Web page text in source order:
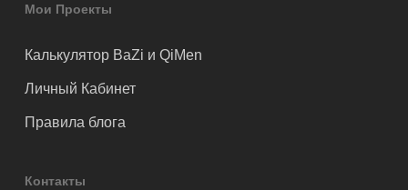
Мои Проекты
Калькулятор BaZi и QiMen
Личный Кабинет
Правила блога
Контакты